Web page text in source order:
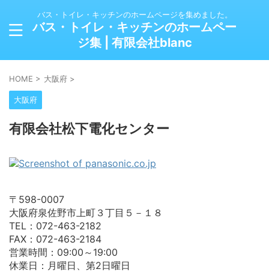
バス・トイレ・キッチンのホームページを集めました。
バス・トイレ・キッチンのホームペー
ジ集 | 有限会社blanc
HOME > 大阪府 >
大阪府
有限会社松下電化センター
〒598-0007
大阪府泉佐野市上町３丁目５－１８
TEL：072-463-2182
FAX：072-463-2184
営業時間：09:00～19:00
休業日：月曜日、第2日曜日